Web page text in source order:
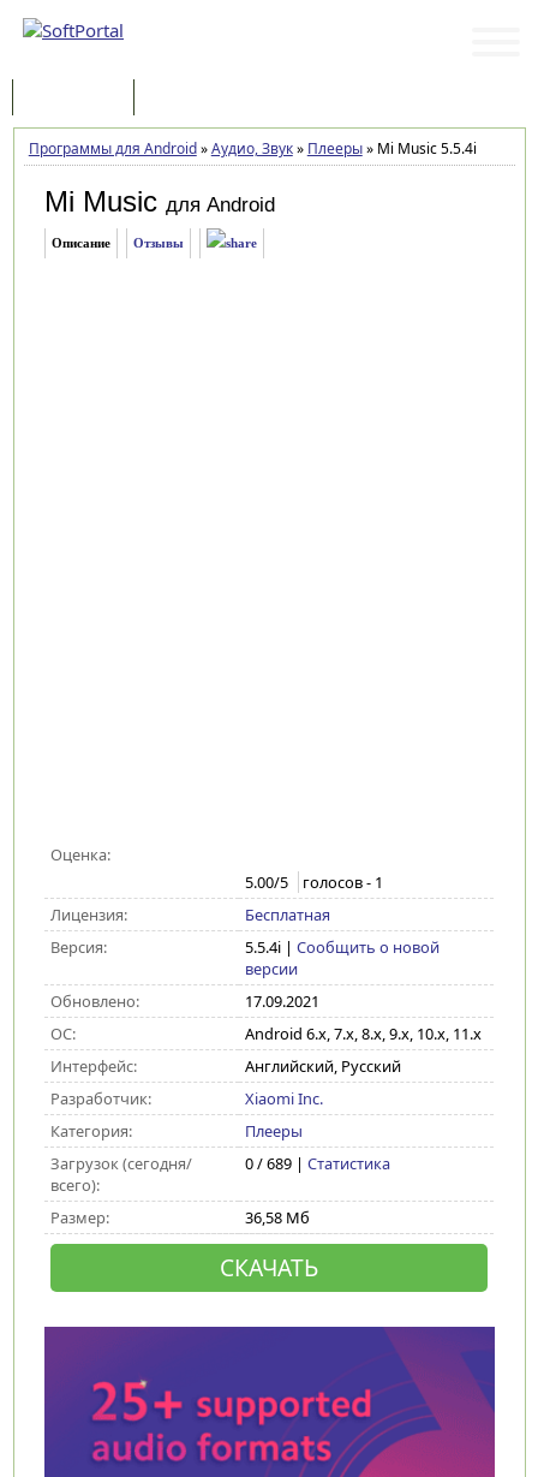
Программы для Android»Аудио, Звук» Плееры»Mi Music 5.5.4i
Mi Music для Android
Описание Отзывы
Оценка:
5.00/5 голосов - 1
Лицензия:
Бесплатная
Версия:
5.5.4i| Сообщить о новой
версии
Обновлено:
17.09.2021
ОС:
Android 6.x, 7.x, 8.x, 9.x, 10.x, 11.x
Интерфейс:
Английский, Русский
Разработчик:
Xiaomi Inc.
Категория:
Плееры
Загрузок (сегодня/
всего):
0 / 689 | Статистика
Размер: 36,58 Мб
СКАЧАТЬ